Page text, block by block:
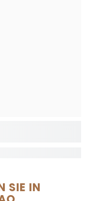
SIE IN